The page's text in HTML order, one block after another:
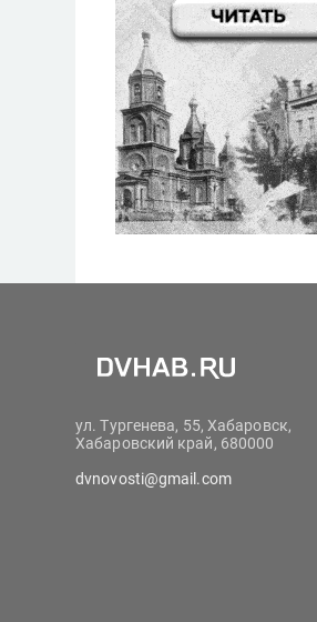
ул. Тургенева, 55, Хабаровск,
Хабаровский край, 680000
dvnovosti@gmail.com